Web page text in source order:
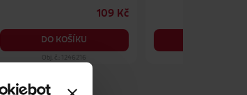
109 Kč
DO KOŠÍKU
Obj. č.: 1246216